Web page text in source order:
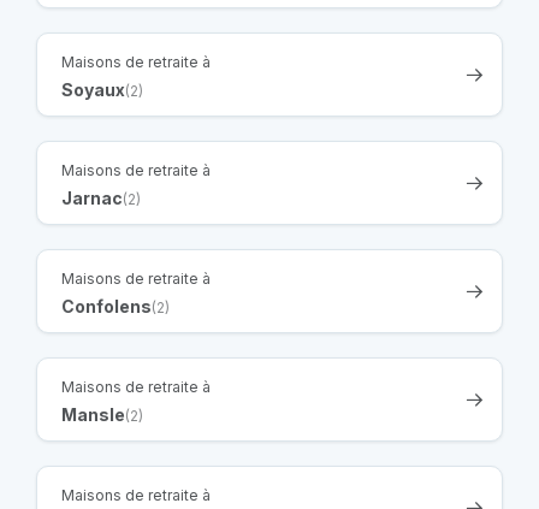
Maisons de retraite à
Soyaux(2)
Maisons de retraite à
Jarnac(2)
Maisons de retraite à
Confolens(2)
Maisons de retraite à
Mansle(2)
Maisons de retraite à